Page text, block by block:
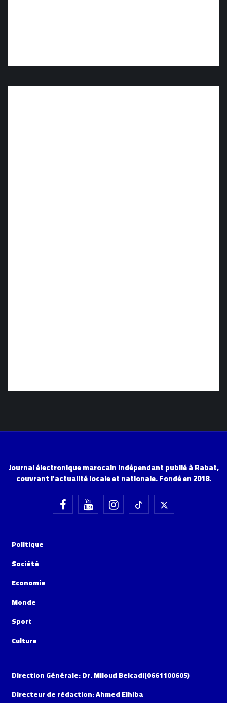
Journal électronique marocain indépendant publié à Rabat,
couvrant l'actualité locale et nationale. Fondé en 2018.
Politique
Société
Economie
Monde
Sport
Culture
Direction Générale: Dr. Miloud Belcadi(0661100605)
Directeur de rédaction: Ahmed Elhiba